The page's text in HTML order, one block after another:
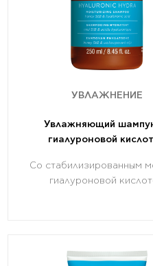
УВЛАЖНЕНИЕ
Увлажняющий
гиалуроновой
Со стабилизированным
гиалуроновой